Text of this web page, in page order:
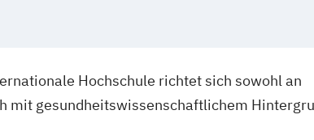
Hochschule richtet sich sowohl an
mit gesundheitswissenschaftlichem